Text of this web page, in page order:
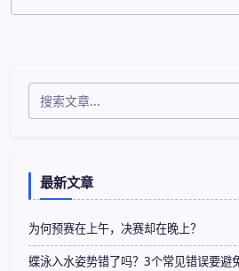
最新文章
为何预赛在上午，决赛却在晚上？
蝶泳入水姿势错了吗？3个常见错误要避